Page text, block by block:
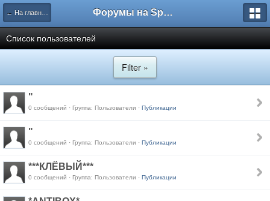
← На главную Форумы на Sportbox.ru
Список пользователей
Filter »
"
0 сообщений · Группа: Пользователи · Публикации
"
0 сообщений · Группа: Пользователи · Публикации
***КЛЁВЫЙ***
0 сообщений · Группа: Пользователи · Публикации